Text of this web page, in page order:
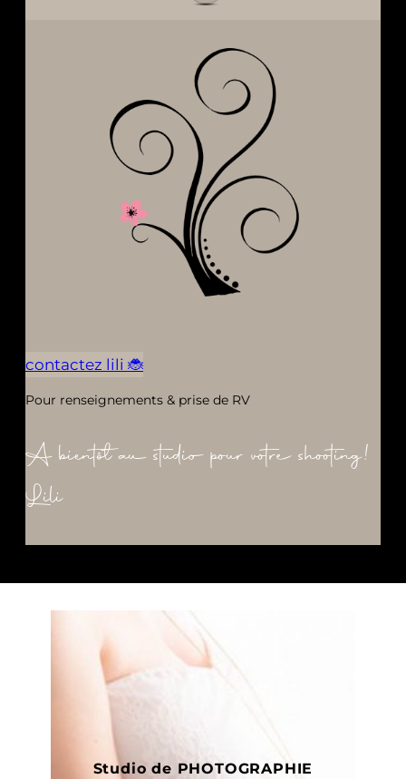
contactez lili 🐞
Pour renseignements & prise de RV
A bientôt au studio pour votre shooting!
Lili
Studio de PHOTOGRAPHIE